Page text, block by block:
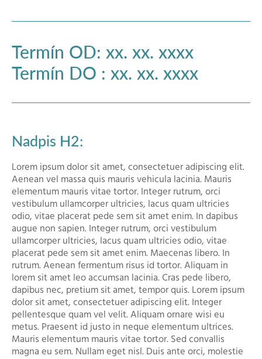
Termín OD: xx. xx. xxxx
Termín DO : xx. xx. xxxx
Nadpis H2:
Lorem ipsum dolor sit amet, consectetuer adipiscing elit.
Aenean vel massa quis mauris vehicula lacinia. Mauris
elementum mauris vitae tortor. Integer rutrum, orci
vestibulum ullamcorper ultricies, lacus quam ultricies
odio, vitae placerat pede sem sit amet enim. In dapibus
augue non sapien. Integer rutrum, orci vestibulum
ullamcorper ultricies, lacus quam ultricies odio, vitae
placerat pede sem sit amet enim. Maecenas libero. In
rutrum. Aenean fermentum risus id tortor. Aliquam in
lorem sit amet leo accumsan lacinia. Cras pede libero,
dapibus nec, pretium sit amet, tempor quis. Lorem ipsum
dolor sit amet, consectetuer adipiscing elit. Integer
pellentesque quam vel velit. Aliquam ornare wisi eu
metus. Praesent id justo in neque elementum ultrices.
Mauris elementum mauris vitae tortor. Sed convallis
magna eu sem. Nullam eget nisl. Duis ante orci, molestie